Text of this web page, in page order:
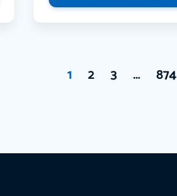
1 2 3 … 874